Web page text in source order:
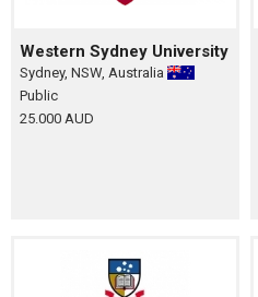
Western Sydney University
Sydney, NSW, Australia
Public
25.000 AUD